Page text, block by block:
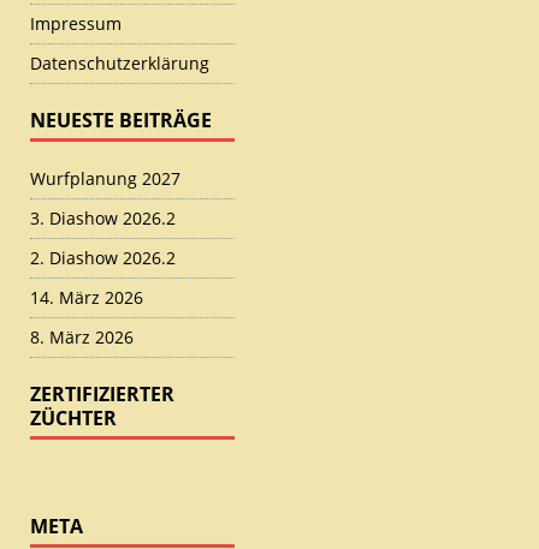
Impressum
Datenschutzerklärung
NEUESTE BEITRÄGE
Wurfplanung 2027
3. Diashow 2026.2
2. Diashow 2026.2
14. März 2026
8. März 2026
ZERTIFIZIERTER
ZÜCHTER
META